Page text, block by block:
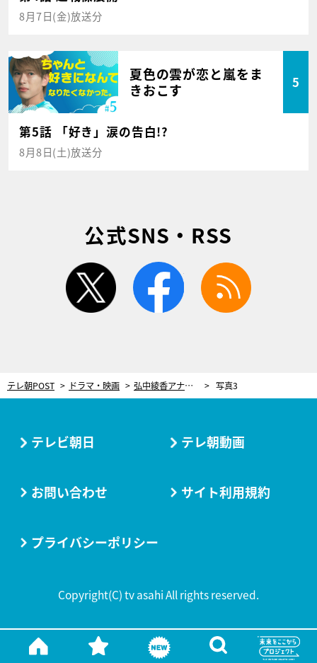
8月7日(金)放送分
夏色の雲が恋と嵐をま
きおこす
5
第5話 「好き」涙の告白!?
8月8日(土)放送分
公式SNS・RSS
twitter facebook
テレ朝POST ドラマ・映画 弘中綾香アナのツッコミに髙地優吾＆大西流星も苦笑い！『僕のあざとい元カノ』最終回のゲスト解禁 写真3
テレビ朝日 テレ朝動画
お問い合わせ サイト利用規約
プライバシーポリシー
Copyright(C) tv asahi All rights reserved.